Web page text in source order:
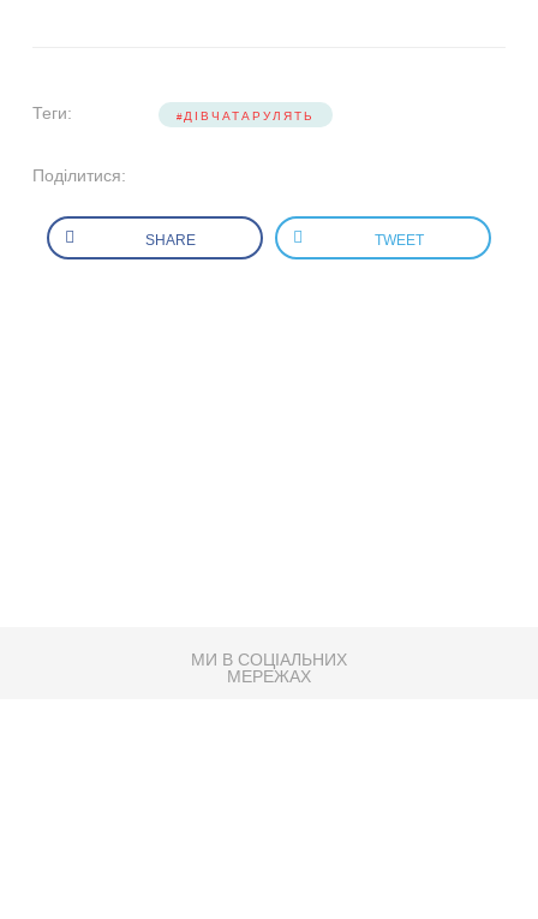
Теги: ДІВЧАТАРУЛЯТЬ
Поділитися:
SHARE TWEET
МИ В СОЦІАЛЬНИХ
МЕРЕЖАХ